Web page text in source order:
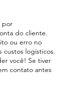
por
do cliente.
ou erro no
custos logísticos.
você! Se tiver
contato antes